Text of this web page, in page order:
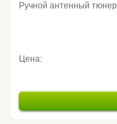
Ручной антенный тюнер
Цена: